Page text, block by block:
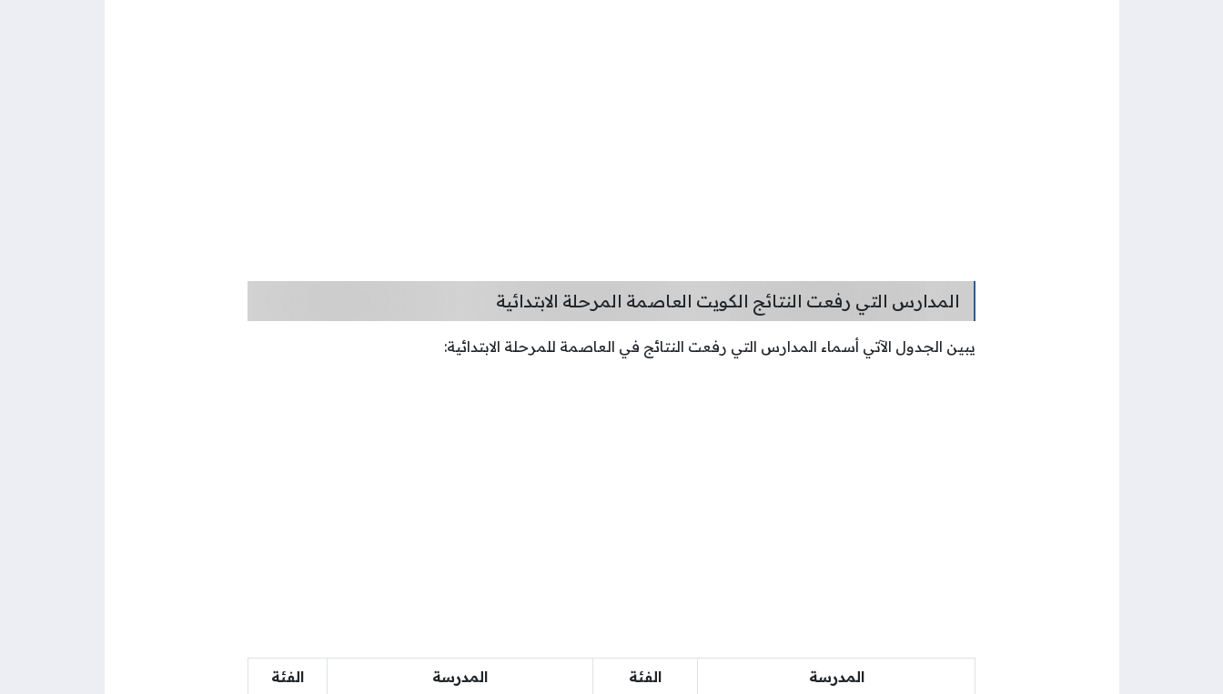
المدارس التي رفعت النتائج الكويت العاصمة المرحلة الابتدائية
يبين الجدول الآتي أسماء المدارس التي رفعت النتائج في العاصمة للمرحلة الابتدائية:
المدرسة الفئة المدرسة الفئة